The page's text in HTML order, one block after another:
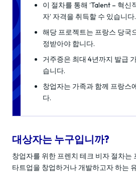
이 절차를 통해 ‘Talent – 혁신
자’ 자격을 취득할 수 있습니다.
해당 프로젝트는 프랑스 당국
정받아야 합니다.
거주증은 최대 4년까지 발급
습니다.
창업자는 가족과 함께 프랑스
다.
대상자는 누구입니까?
창업자를 위한 프렌치 테크 비자 절차는
타트업을 창업하거나 개발하고자 하는